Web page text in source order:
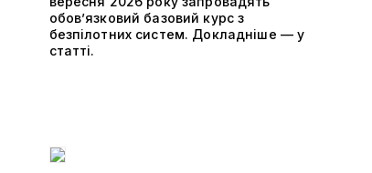
обов’язковий базовий курс з
безпілотних систем. Докладніше — у
статті.